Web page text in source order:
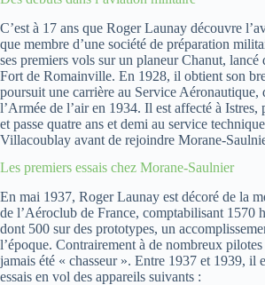
C’est à 17 ans que Roger Launay découvre
que membre d’une société de préparation
ses premiers vols sur un planeur Chanut, lancé
Fort de Romainville. En 1928, il obtient son
poursuit une carrière au Service Aéronautique,
l’Armée de l’air en 1934. Il est affecté à Istres,
et passe quatre ans et demi au service
Villacoublay avant de rejoindre Morane-
Les premiers essais chez Morane-Saulnier
En mai 1937, Roger Launay est décoré de la
de l’Aéroclub de France, comptabilisant 1570
dont 500 sur des prototypes, un
l’époque. Contrairement à de nombreux pilotes
jamais été « chasseur ». Entre 1937 et 1939, il
essais en vol des appareils suivants :